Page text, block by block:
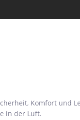
Komfort und
in der Luft.